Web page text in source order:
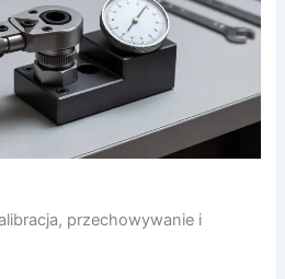
przechowywanie i